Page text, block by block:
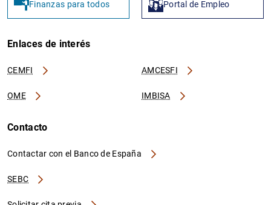
Finanzas para todos Portal de Empleo
Enlaces de interés
CEMFI AMCESFI
OME IMBISA
Contacto
Contactar con el Banco de España
SEBC